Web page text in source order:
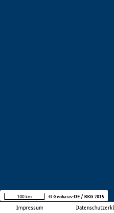
Impressum
100 km © Geobasis-DE / BKG 2015